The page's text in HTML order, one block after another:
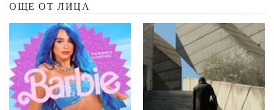
ОЩЕ ОТ ЛИЦА